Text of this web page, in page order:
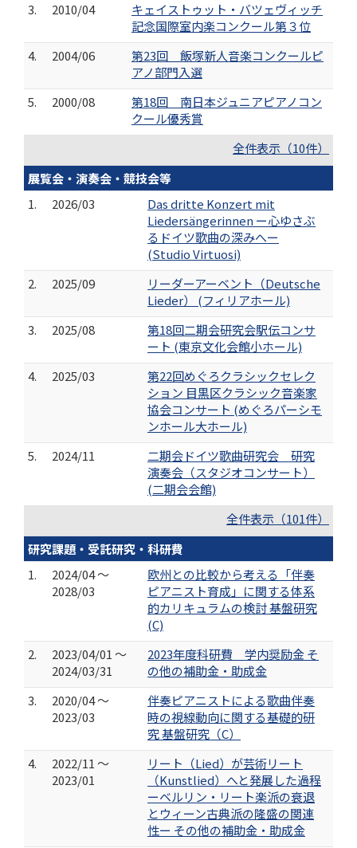
3.
2010/04
キェイストゥット・バツェヴィッチ
記念国際室内楽コンクール第３位
4.
2004/06
第23回 飯塚新人音楽コンクールピ
アノ部門入選
5.
2000/08
第18回 南日本ジュニアピアノコン
クール優秀賞
全件表示（10件）
展覧会・演奏会・競技会等
1.
2026/03
Das dritte Konzert mit
Liedersängerinnen ー心ゆさぶ
るドイツ歌曲の深みへー
(Studio Virtuosi)
2.
2025/09
リーダーアーベント（Deutsche
Lieder） (フィリアホール)
3.
2025/08
第18回二期会研究会駅伝コンサ
ート (東京文化会館小ホール)
4.
2025/03
第22回めぐろクラシックセレク
ション 目黒区クラシック音楽家
協会コンサート (めぐろパーシモ
ンホール大ホール)
5.
2024/11
二期会ドイツ歌曲研究会 研究
演奏会（スタジオコンサート）
(二期会会館)
全件表示（101件）
研究課題・受託研究・科研費
1.
2024/04 ～
2028/03
欧州との比較から考える「伴奏
ピアニスト育成」に関する体系
的カリキュラムの検討 基盤研究
(C)
2.
2023/04/01 ～
2024/03/31
2023年度科研費 学内奨励金 そ
の他の補助金・助成金
3.
2020/04 ～
2023/03
伴奏ピアニストによる歌曲伴奏
時の視線動向に関する基礎的研
究 基盤研究（C）
4.
2022/11 ～
2023/01
リート（Lied）が芸術リート
（Kunstlied）へと発展した過程
ーベルリン・リート楽派の衰退
とウィーン古典派の隆盛の関連
性ー その他の補助金・助成金